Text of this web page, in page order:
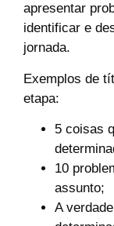
apresentar
identificar e
jornada.
Exemplos de
etapa:
5 coisas
10
assunto;
A